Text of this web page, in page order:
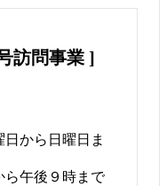
訪問事業 ]
ら日曜日ま
午後９時まで